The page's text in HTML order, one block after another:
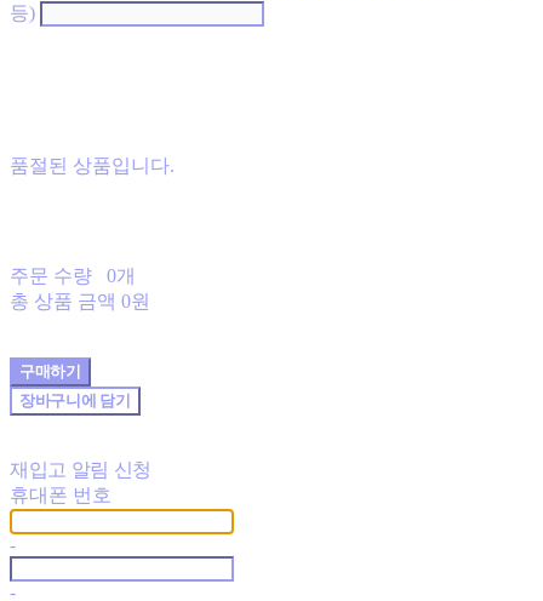
등)
품절된 상품입니다.
주문 수량
0개
총 상품 금액 0원
구매하기
장바구니에 담기
재입고 알림 신청
휴대폰 번호
-
-